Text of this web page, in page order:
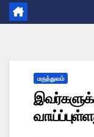
மருத்துவம்